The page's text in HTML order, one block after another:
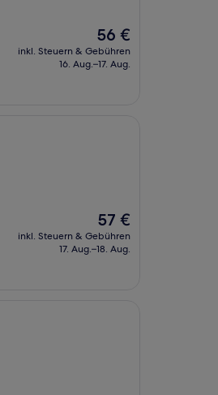
Der
Preis
beträgt
56 €
inkl. Steuern & Gebühren
16. Aug.–17. Aug.
Der
Preis
beträgt
57 €
inkl. Steuern & Gebühren
17. Aug.–18. Aug.